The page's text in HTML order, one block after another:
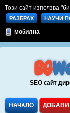
Този сайт използва
РАЗБРАХ НАУЧИ
мобилна
BG
SEO сайт
НАЧАЛО ДОБАВИ